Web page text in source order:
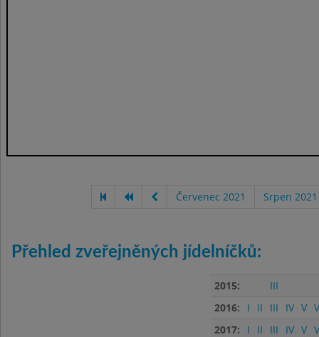
Červenec 2021 Srpen 2021
Přehled zveřejněných jídelníčků:
2015:
III
2016:
I II III IV V
2017:
I II III IV V